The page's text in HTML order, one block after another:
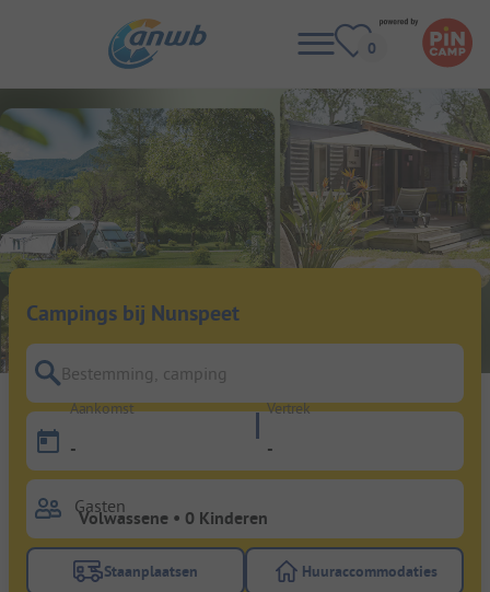
Campings bij Nunspeet
Bestemming, camping
Aankomst
-
Vertrek
-
Gasten
Gebruik de filterknop staanplaatsen om te zoeken
Staanplaatsen Gebruik de
Huuraccommodaties